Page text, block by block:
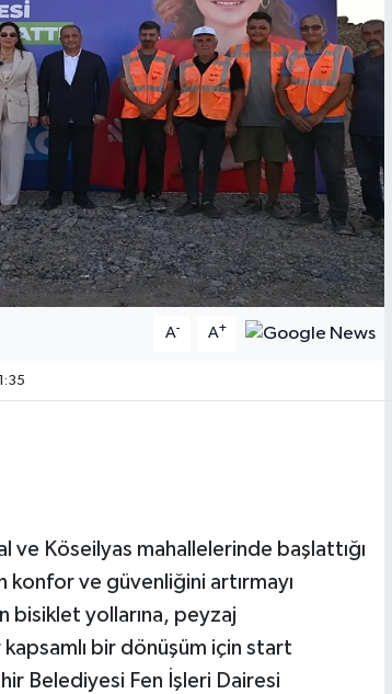
A- A+
ve Köseilyas mahallelerinde başlattığı
konfor ve güvenliğini artırmayı
bisiklet yollarına, peyzaj
kapsamlı bir dönüşüm için start
Belediyesi Fen İşleri Dairesi